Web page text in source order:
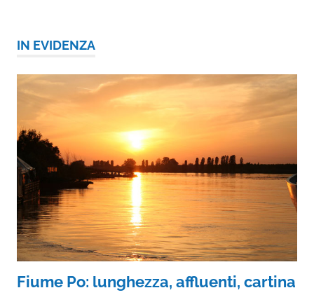
IN EVIDENZA
Fiume Po: lunghezza, affluenti, cartina